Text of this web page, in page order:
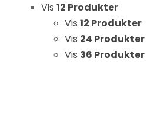
Vis 12 Produkter
Vis 12 Produkter
Vis 24 Produkter
Vis 36 Produkter
Statistikker
For at vi kan